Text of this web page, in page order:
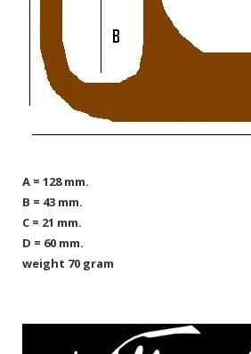
A = 128 mm.
B = 43 mm.
C = 21 mm.
D = 60 mm.
weight 70 gram